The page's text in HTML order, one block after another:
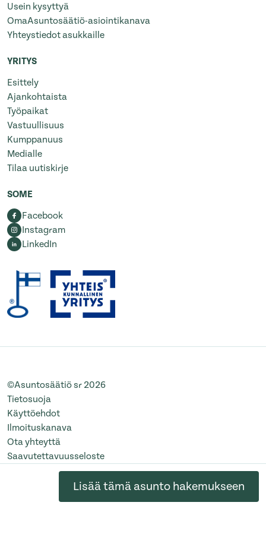
Usein kysyttyä
OmaAsuntosäätiö-asiointikanava
Yhteystiedot asukkaille
YRITYS
Esittely
Ajankohtaista
Työpaikat
Vastuullisuus
Kumppanuus
Medialle
Tilaa uutiskirje
SOME
Facebook
Instagram
LinkedIn
©Asuntosäätiö sr 2026
Tietosuoja
Käyttöehdot
Ilmoituskanava
Ota yhteyttä
Saavutettavuusseloste
Muuta evästeasetuksia
Lisää tämä asunto hakemukseen